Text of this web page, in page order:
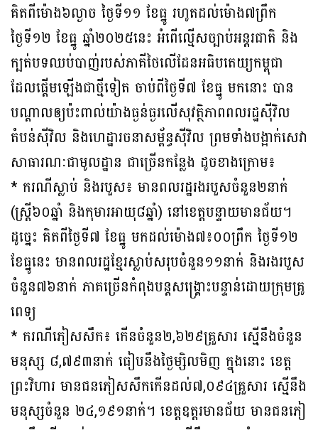
គិតពីម៉ោង៦ល្ងាច ថ្ងៃទី១១ ខែធ្នូ រហូតដល់ម៉ោង៧ព្រឹក
ថ្ងៃទី១២ ខែធ្នូ ឆ្នាំ២០២៥នេះ អំពើល្មើសច្បាប់អន្តរជាតិ និង
ក្បត់បទឈប់បាញ់របស់ភាគីថៃលើដែនអធិបតេយ្យកម្ពុជា
ដែលផ្តើមឡើងជាថ្មីទៀត ចាប់ពីថ្ងៃទី៧ ខែធ្នូ មកនោះ បាន
បណ្តាលឲ្យប៉ះពាល់យ៉ាងធ្ងន់ធ្ងរលើសុវត្ថិភាពពលរដ្ឋស៊ីវិល
តំបន់ស៊ីវិល និងហេដ្ឋារចនាសម្ព័ន្ធស៊ីវិល ព្រមទាំងបង្អាក់សេវា
សាធារណៈជាមូលដ្ឋាន ជាច្រើនកន្លែង ដូចខាងក្រោម៖
* ករណីស្លាប់ និងរបួស៖ មានពលរដ្ឋរងរបួសចំនួន២នាក់
(ស្ត្រី៦០ឆ្នាំ និងកុមារអាយុ៨ឆ្នាំ) នៅខេត្តបន្ទាយមានជ័យ។
ដូច្នេះ គិតពីថ្ងៃទី៧ ខែធ្នូ មកដល់ម៉ោង៧៖០០ព្រឹក ថ្ងៃទី១២
ខែធ្នូនេះ មានពលរដ្ឋខ្មែរស្លាប់សរុបចំនួន១១នាក់ និងរងរបួស
ចំនួន៧៦នាក់ ភាគច្រើនកំពុងបន្តសង្គ្រោះបន្ទាន់ដោយក្រុមគ្រូ
ពេទ្យ
* ករណីភៀសសឹក៖ កើនចំនួន២,៦២៩គ្រួសារ ស្មើនឹងចំនួន
មនុស្ស ៨,៧៩៣នាក់ ធៀបនឹងថ្ងៃម្សិលមិញ ក្នុងនោះ ខេត្ត
ព្រះវិហារ មានជនភៀសសឹកកើនដល់៧,០៩៤គ្រួសារ ស្មើនឹង
មនុស្សចំនួន ២៤,១៩១នាក់។ ខេត្តឧត្ដរមានជ័យ មានជនភៀ